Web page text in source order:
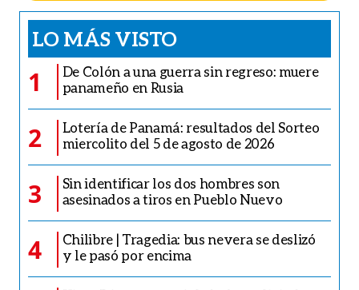
LO MÁS VISTO
1
De Colón a una guerra sin regreso: muere
panameño en Rusia
2
Lotería de Panamá: resultados del Sorteo
miercolito del 5 de agosto de 2026
3
Sin identificar los dos hombres son
asesinados a tiros en Pueblo Nuevo
4
Chilibre | Tragedia: bus nevera se deslizó
y le pasó por encima